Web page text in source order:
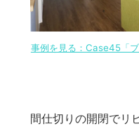
事例を見る：Case45「
間仕切りの開閉でリ